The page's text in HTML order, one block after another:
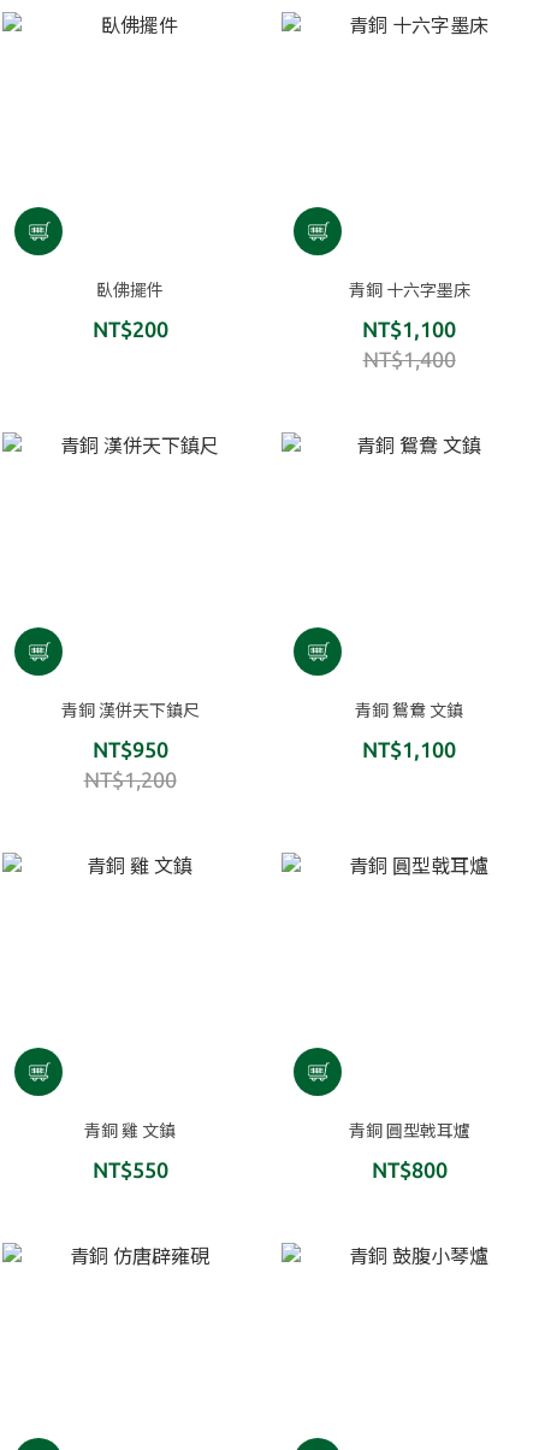
臥佛擺件
NT$200
青銅 十六字墨床
NT$1,100
NT$1,400
青銅 漢併天下鎮尺
NT$950
NT$1,200
青銅 鴛鴦 文鎮
NT$1,100
青銅 雞 文鎮
NT$550
青銅 圓型戟耳爐
NT$800